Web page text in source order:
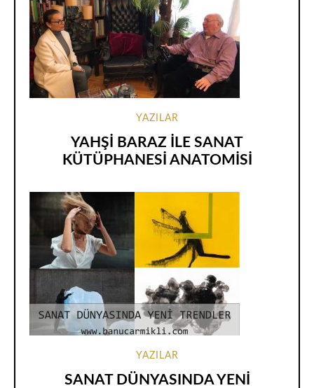
YAZILAR
YAHŞİ BARAZ İLE SANAT
KÜTÜPHANESİ ANATOMİSİ
YAZILAR
SANAT DÜNYASINDA YENİ